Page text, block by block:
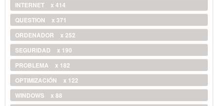
INTERNET
x 414
QUESTION
x 371
ORDENADOR
x 252
SEGURIDAD
x 190
PROBLEMA
x 182
OPTIMIZACIÓN
x 122
WINDOWS
x 88